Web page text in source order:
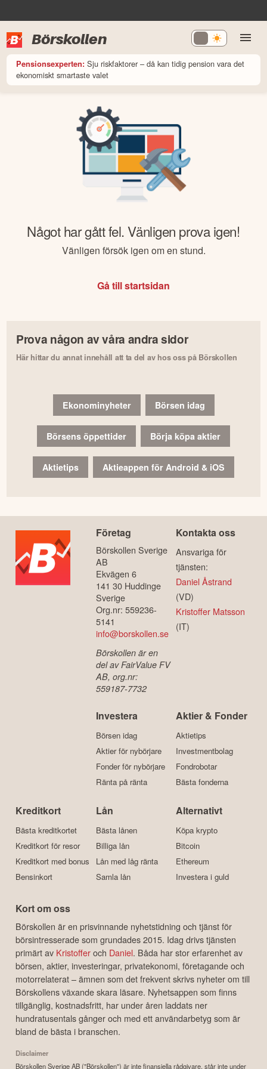
Börskollen
Pensionsexperten: Sju riskfaktorer – då kan tidig pension vara det
ekonomiskt smartaste valet
Något har gått fel. Vänligen prova igen!
Vänligen försök igen om en stund.
Gå till startsidan
Prova någon av våra andra sidor
Här hittar du annat innehåll att ta del av hos oss på Börskollen
Ekonominyheter Börsen idag
Börsens öppettider Börja köpa aktier
Aktietips Aktieappen för Android & iOS
Företag
Börskollen Sverige
AB
Ekvägen 6
141 30 Huddinge
Sverige
Org.nr: 559236-
5141
info@borskollen.se
Börskollen är en
del av FairValue FV
AB, org.nr:
559187-7732
Kontakta oss
Ansvariga för
tjänsten:
Daniel Åstrand
(VD)
Kristoffer Matsson
(IT)
Investera
Börsen idag
Aktier för nybörjare
Fonder för nybörjare
Ränta på ränta
Aktier & Fonder
Aktietips
Investmentbolag
Fondrobotar
Bästa fonderna
Kreditkort
Bästa kreditkortet
Kreditkort för resor
Kreditkort med bonus
Bensinkort
Lån
Bästa lånen
Billiga lån
Lån med låg ränta
Samla lån
Alternativt
Köpa krypto
Bitcoin
Ethereum
Investera i guld
Kort om oss
Börskollen är en prisvinnande nyhetstidning och tjänst för
börsintresserade som grundades 2015. Idag drivs tjänsten
primärt av Kristofferoch Daniel. Båda har stor erfarenhet av
börsen, aktier, investeringar, privatekonomi, företagande och
motorrelaterat – ämnen som det frekvent skrivs nyheter om till
Börskollens växande skara läsare. Nyhetsappen som finns
tillgänglig, kostnadsfritt, har under åren laddats ner
hundratusentals gånger och med ett användarbetyg som är
bland de bästa i branschen.
Disclaimer
Börskollen Sverige AB ("Börskollen") är inte finansiella rådgivare, står inte under